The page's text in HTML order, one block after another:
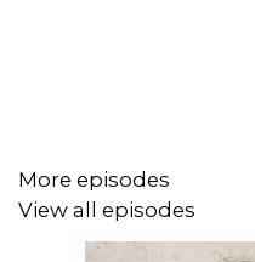
INSTAGRAM:
https://
More episodes
View all episodes